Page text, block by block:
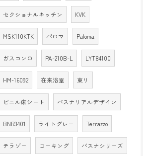
セクショナルキッチン KVK
MSK110KTK パロマ Paloma
ガスコンロ PA-210B-L LYT84100
HM-16092 在来浴室 東リ
ビニル床シート バスナリアルデザイン
BNR3401 ライトグレー Terrazzo
テラゾー コーキング バスナシリーズ